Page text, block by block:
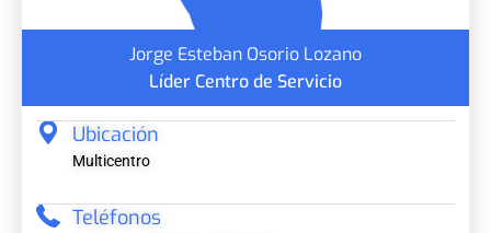
Jorge Esteban Osorio Lozano
Líder Centro de Servicio
Ubicación
Multicentro
Teléfonos